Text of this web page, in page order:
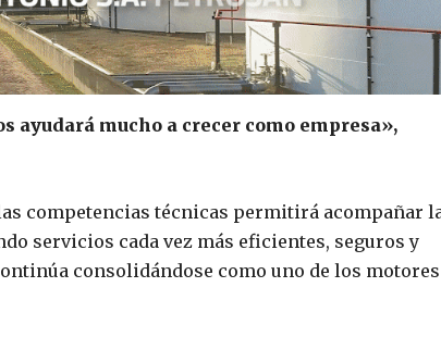
ayudará mucho a crecer como empresa»,
competencias técnicas permitirá acompañar
servicios cada vez más eficientes, seguros y
consolidándose como uno de los motores